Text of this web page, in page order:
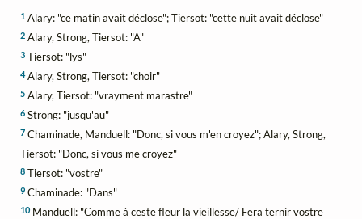
1 Alary: "ce matin avait déclose"; Tiersot: "cette nuit avait déclose"
2 Alary, Strong, Tiersot: "A"
3 Tiersot: "lys"
4Alary, Strong, Tiersot: "choir"
5 Alary, Tiersot: "vrayment marastre"
6 Strong: "jusqu'au"
7 Chaminade, Manduell: "Donc, si vous m'en croyez"; Alary, Strong,
Tiersot: "Donc, si vous me croyez"
8 Tiersot: "vostre"
9 Chaminade: "Dans"
10 Manduell: "Comme à ceste fleur la vieillesse/ Fera ternir vostre